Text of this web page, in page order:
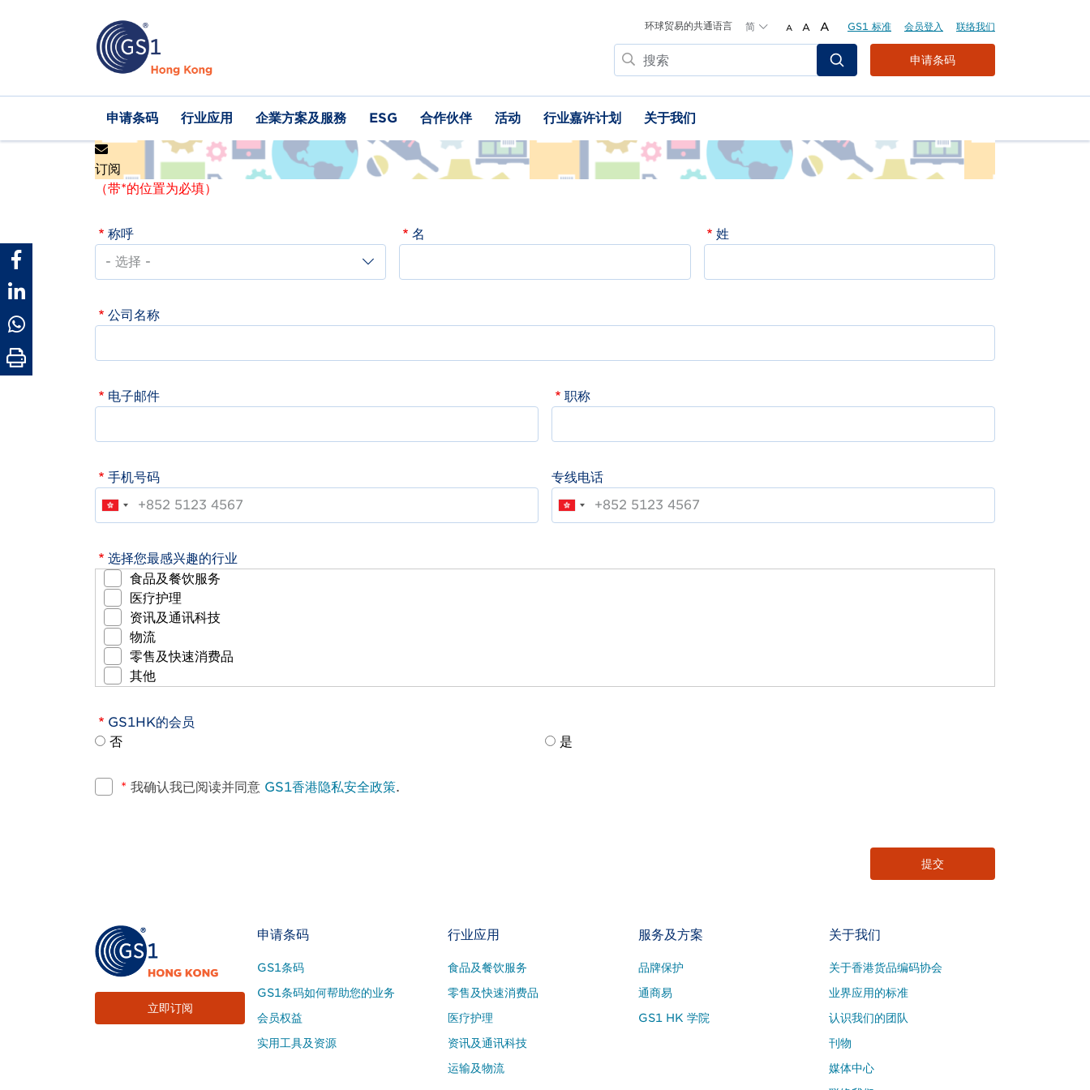
环球贸易的共通语言 简 A A A GS1 标准 会员登入 联络我们
搜
索
Header
Top
Menu
申请条码
Main
navigation
申请条码 行业应用 企業方案及服務 ESG 合作伙伴 活动 行业嘉许计划 关于我们
订阅
（带*的位置为必填）
称呼 名 姓
公司名称
电子邮件 职称
手机号码 专线电话
选择您最感兴趣的行业
食品及餐饮服务
医疗护理
资讯及通讯科技
物流
零售及快速消费品
其他
GS1HK的会员
否
是
* 我确认我已阅读并同意 GS1香港隐私安全政策.
立即订阅
Footer
Site
Menu
申请条码
GS1条码
GS1条码如何帮助您的业务
会员权益
实用工具及资源
行业应用
食品及餐饮服务
零售及快速消费品
医疗护理
资讯及通讯科技
运输及物流
服务及方案
品牌保护
通商易
GS1 HK 学院
关于我们
关于香港货品编码协会
业界应用的标准
认识我们的团队
刊物
媒体中心